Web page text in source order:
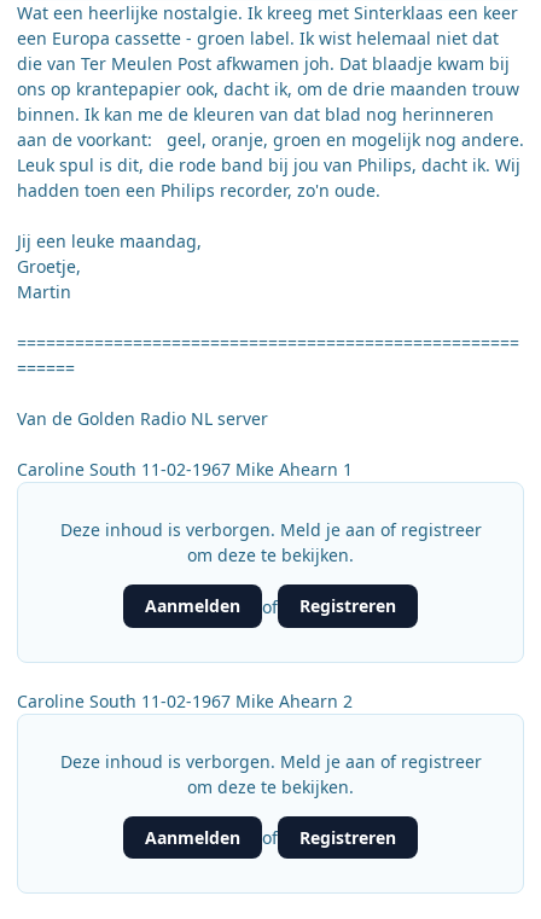
Wat een heerlijke nostalgie. Ik kreeg met Sinterklaas een keer
een Europa cassette - groen label. Ik wist helemaal niet dat
die van Ter Meulen Post afkwamen joh. Dat blaadje kwam bij
ons op krantepapier ook, dacht ik, om de drie maanden trouw
binnen. Ik kan me de kleuren van dat blad nog herinneren
aan de voorkant: geel, oranje, groen en mogelijk nog andere.
Leuk spul is dit, die rode band bij jou van Philips, dacht ik. Wij
hadden toen een Philips recorder, zo'n oude.
Jij een leuke maandag,
Groetje,
Martin
====================================================
======
Van de Golden Radio NL server
Caroline South 11-02-1967 Mike Ahearn 1
Deze inhoud is verborgen. Meld je aan of registreer
om deze te bekijken.
Aanmelden of Registreren
Caroline South 11-02-1967 Mike Ahearn 2
Deze inhoud is verborgen. Meld je aan of registreer
om deze te bekijken.
Aanmelden of Registreren